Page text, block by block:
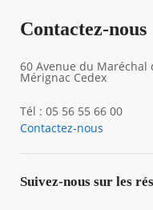
Contactez-nous
60 Avenue du Maréchal
Mérignac Cedex
Tél : 05 56 55 66 00
Contactez-nous
Suivez-nous sur les